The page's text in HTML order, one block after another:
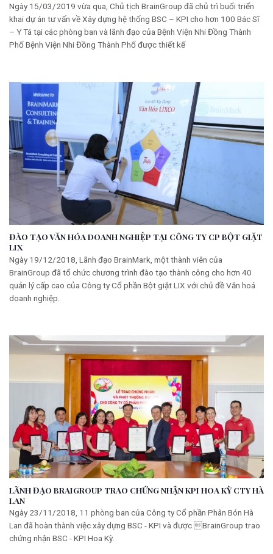
Ngày 15/03/2019 vừa qua, Chủ tịch BrainGroup đã chủ trì buổi triển
khai dự án tư vấn về Xây dựng hệ thống BSC – KPI cho hơn 100 Bác Sĩ
– Y Tá tại các phòng ban và lãnh đạo của Bệnh Viện Nhi Đồng Thành
Phố Bệnh Viện Nhi Đồng Thành Phố được thiết kế
ĐÀO TẠO VĂN HÓA DOANH NGHIỆP TẠI CÔNG TY CP BỘT GIẶT
LIX
Ngày 19/12/2018, Lãnh đạo BrainMark, một thành viên của
BrainGroup đã tổ chức chương trình đào tạo thành công cho hơn 40
quản lý cấp cao của Công ty Cổ phần Bột giặt LIX với chủ đề Văn hoá
doanh nghiệp.
LÃNH ĐẠO BRAIGROUP TRAO CHỨNG NHẬN KPI HOA KỲ CTY HÀ
LAN
Ngày 23/11/2018, 11 phòng ban của Công ty Cổ phần Phân Bón Hà
Lan đã hoàn thành việc xây dựng BSC - KPI và được BrainGroup trao
chứng nhận BSC - KPI Hoa Kỳ.